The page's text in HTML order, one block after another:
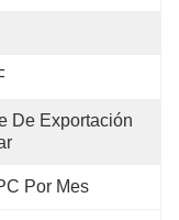
De Exportación
Por Mes